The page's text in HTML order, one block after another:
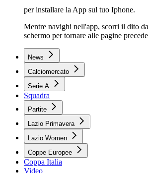
per installare la App sul tuo Iphone.
Mentre navighi nell'app, scorri il dito
schermo per tornare alle pagine
News
Calciomercato
Serie A
Squadra
Partite
Lazio Primavera
Lazio Women
Coppe Europee
Coppa Italia
Video